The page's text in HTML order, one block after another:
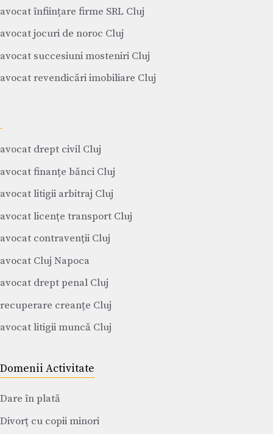
avocat înființare firme SRL Cluj
avocat jocuri de noroc Cluj
avocat succesiuni mosteniri Cluj
avocat revendicări imobiliare Cluj
avocat drept civil Cluj
avocat finanțe bănci Cluj
avocat litigii arbitraj Cluj
avocat licențe transport Cluj
avocat contravenții Cluj
avocat Cluj Napoca
avocat drept penal Cluj
recuperare creanțe Cluj
avocat litigii muncă Cluj
Domenii Activitate
Dare în plată
Divorț cu copii minori